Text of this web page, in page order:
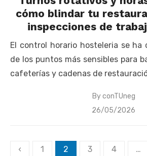
cómo blindar tu
inspecciones de
El control horario hosteleria se ha
de los puntos más sensibles para
cafeterías y cadenas de
ByconTUneg
Posted
26/05/2026
Paginación
‹ 1 2 3 4 …